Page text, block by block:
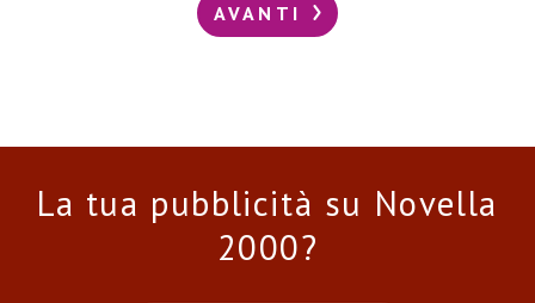
AVANTI
La tua pubblicità su Novella
2000?